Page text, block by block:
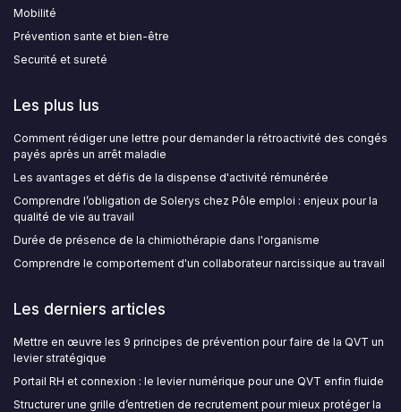
Mobilité
Prévention sante et bien-être
Securité et sureté
Les plus lus
Comment rédiger une lettre pour demander la rétroactivité des congés
payés après un arrêt maladie
Les avantages et défis de la dispense d'activité rémunérée
Comprendre l’obligation de Solerys chez Pôle emploi : enjeux pour la
qualité de vie au travail
Durée de présence de la chimiothérapie dans l'organisme
Comprendre le comportement d'un collaborateur narcissique au travail
Les derniers articles
Mettre en œuvre les 9 principes de prévention pour faire de la QVT un
levier stratégique
Portail RH et connexion : le levier numérique pour une QVT enfin fluide
Structurer une grille d’entretien de recrutement pour mieux protéger la